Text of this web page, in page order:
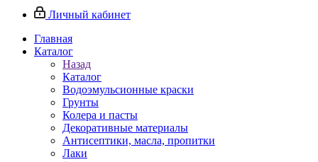
Личный кабинет
Главная
Каталог
Назад
Каталог
Водоэмульсионные краски
Грунты
Колера и пасты
Декоративные материалы
Антисептики, масла, пропитки
Лаки